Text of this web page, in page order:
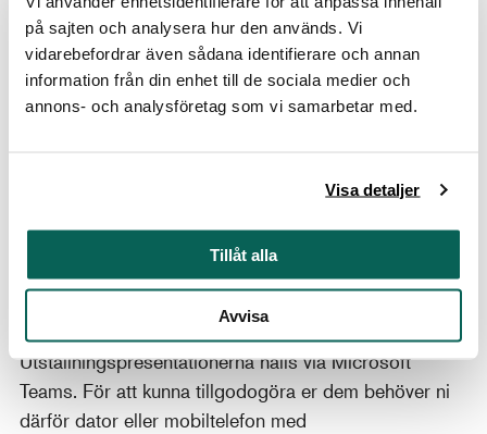
på sajten och analysera hur den används. Vi
vidarebefordrar även sådana identifierare och annan
information från din enhet till de sociala medier och
annons- och analysföretag som vi samarbetar med.
Visa detaljer
Tillåt alla
Avvisa
Kostnad:2 500 kr
Betalning:mot faktura
Bokning och kontakt
så återkommer vi till dig inom kort. Har du frågor är
bokningen@nationalmuseum.se
Tekniska förutsättningar
Utställningspresentationerna hålls via Microsoft
Teams. För att kunna tillgodogöra er dem behöver ni
därför dator eller mobiltelefon med